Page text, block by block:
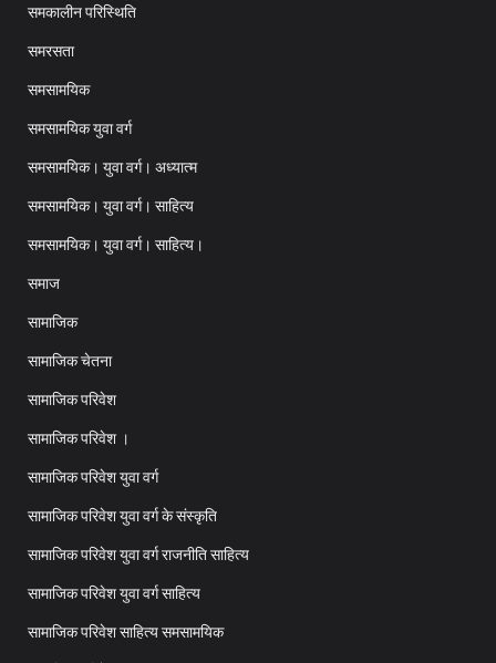
समकालीन परिस्थिति
समरसता
समसामयिक
समसामयिक युवा वर्ग
समसामयिक। युवा वर्ग। अध्यात्म
समसामयिक। युवा वर्ग। साहित्य
समसामयिक। युवा वर्ग। साहित्य।
समाज
सामाजिक
सामाजिक चेतना
सामाजिक परिवेश
सामाजिक परिवेश ।
सामाजिक परिवेश युवा वर्ग
सामाजिक परिवेश युवा वर्ग के संस्कृति
सामाजिक परिवेश युवा वर्ग राजनीति साहित्य
सामाजिक परिवेश युवा वर्ग साहित्य
सामाजिक परिवेश साहित्य समसामयिक